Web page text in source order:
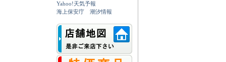
Yahoo!天気予報
海上保安庁 潮汐情報